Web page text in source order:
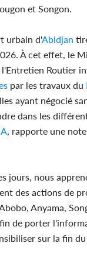
et Songon.
urbain d'Abidjan
À cet effet, le
Routier
par les travaux du
ayant négocié
dans les
, rapporte une
jours, nous
des actions de
Anyama,
de porter
sur la fin